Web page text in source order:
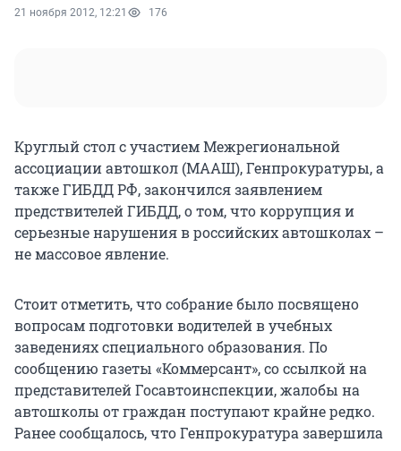
21 ноября 2012, 12:21 176
Круглый стол с участием Межрегиональной
ассоциации автошкол (МААШ), Генпрокуратуры, а
также ГИБДД РФ, закончился заявлением
предствителей ГИБДД, о том, что коррупция и
серьезные нарушения в российских автошколах –
не массовое явление.
Стоит отметить, что собрание было посвящено
вопросам подготовки водителей в учебных
заведениях специального образования. По
сообщению газеты «Коммерсант», со ссылкой на
представителей Госавтоинспекции, жалобы на
автошколы от граждан поступают крайне редко.
Ранее сообщалось, что Генпрокуратура завершила